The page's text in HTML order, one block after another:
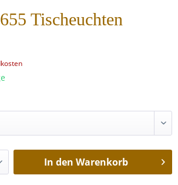
Tischeuchten
In den Warenkorb